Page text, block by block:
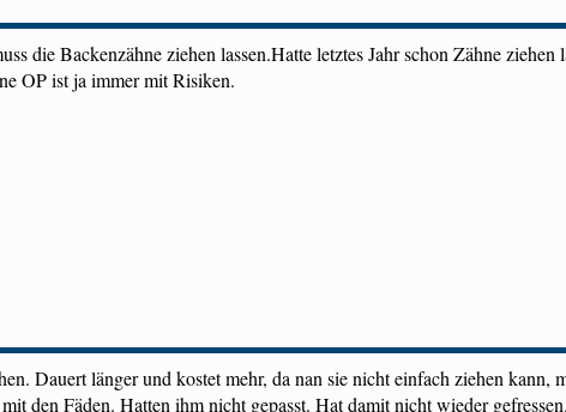
die Backenzähne ziehen lassen.Hatte letztes Jahr schon Zähne ziehen
OP ist ja immer mit Risiken.
Dauert länger und kostet mehr, da nan sie nicht einfach ziehen
den Fäden. Hatten ihm nicht gepasst. Hat damit nicht wieder gefressen.